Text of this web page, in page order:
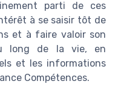
parti de ces
à se saisir tôt de
et à faire valoir son
long de la vie, en
et les informations
Compétences.